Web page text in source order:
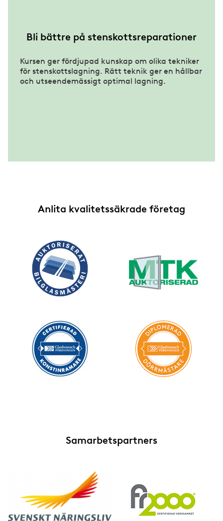
Bli bättre på stenskottsreparationer
Kursen ger fördjupad kunskap om olika tekniker
för stenskottslagning. Rätt teknik ger en hållbar
och utseendemässigt optimal lagning.
Anlita kvalitetssäkrade företag
Samarbetspartners